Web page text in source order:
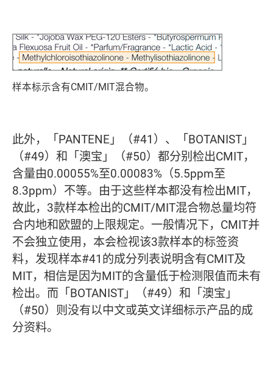
样本标示含有CMIT/MIT混合物。
此外，「PANTENE」（#41）、「BOTANIST」
（#49）和「澳宝」（#50）都分别检出CMIT，
含量由0.00055%至0.00083%（5.5ppm至
8.3ppm）不等。由于这些样本都没有检出MIT，
故此，3款样本检出的CMIT/MIT混合物总量均符
合内地和欧盟的上限规定。一般情况下，CMIT并
不会独立使用，本会检视该3款样本的标签资
料，发现样本#41的成分列表说明含有CMIT及
MIT，相信是因为MIT的含量低于检测限值而未有
检出。而「BOTANIST」（#49）和「澳宝」
（#50）则没有以中文或英文详细标示产品的成
分资料。